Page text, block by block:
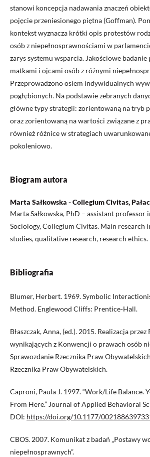
stanowi koncepcja nadawania znaczeń
pojęcie przeniesionego piętna (Goffman).
kontekst wyznacza krótki opis protestów
osób z niepełnosprawnościami w
zarys systemu wsparcia. Jakościowe badanie
matkami i ojcami osób z różnymi
Przeprowadzono osiem indywidualnych
pogłębionych. Na podstawie zebranych
główne typy strategii: zorientowaną na tryb
oraz zorientowaną na wartości związane z
również różnice w strategiach
pokoleniowo.
Biogram autora
Marta Sałkowska - Collegium Civitas,
Marta Sałkowska, PhD – assistant
Sociology, Collegium Civitas. Main research
studies, qualitative research, research ethics.
Bibliografia
Blumer, Herbert. 1969. Symbolic
Method. Englewood Cliffs: Prentice-Hall.
Błaszczak, Anna, (ed.). 2015. Realizacja
wynikających z Konwencji o prawach osób
Sprawozdanie Rzecznika Praw
Rzecznika Praw Obywatelskich.
Caproni, Paula J. 1997. “Work/Life Balance.
From Here.” Journal of Applied Behavioral
DOI: https://doi.org/10.1177/
CBOS. 2007. Komunikat z badań „Postawy
niepełnosprawnych”.